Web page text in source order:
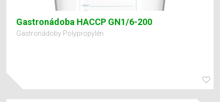
Gastronádoba HACCP GN1/6-200
Gastronádoby Polypropylén